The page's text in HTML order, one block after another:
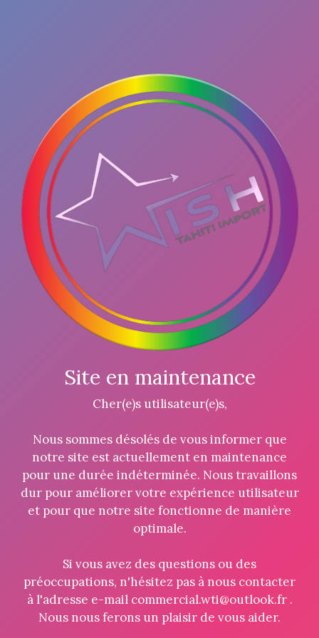
Site en maintenance
Cher(e)s utilisateur(e)s,
Nous sommes désolés de vous informer que
notre site est actuellement en maintenance
pour une durée indéterminée. Nous travaillons
dur pour améliorer votre expérience utilisateur
et pour que notre site fonctionne de manière
optimale.
Si vous avez des questions ou des
préoccupations, n'hésitez pas à nous contacter
à l'adresse e-mail commercial.wti@outlook.fr .
Nous nous ferons un plaisir de vous aider.